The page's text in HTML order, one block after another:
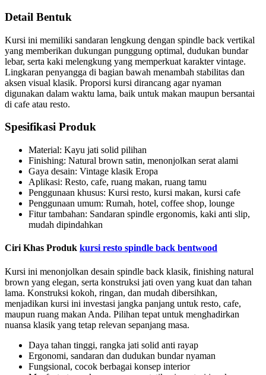
Detail Bentuk
Kursi ini memiliki sandaran lengkung dengan spindle back vertikal
yang memberikan dukungan punggung optimal, dudukan bundar
lebar, serta kaki melengkung yang memperkuat karakter vintage.
Lingkaran penyangga di bagian bawah menambah stabilitas dan
aksen visual klasik. Proporsi kursi dirancang agar nyaman
digunakan dalam waktu lama, baik untuk makan maupun bersantai
di cafe atau resto.
Spesifikasi Produk
Material: Kayu jati solid pilihan
Finishing: Natural brown satin, menonjolkan serat alami
Gaya desain: Vintage klasik Eropa
Aplikasi: Resto, cafe, ruang makan, ruang tamu
Penggunaan khusus: Kursi resto, kursi makan, kursi cafe
Penggunaan umum: Rumah, hotel, coffee shop, lounge
Fitur tambahan: Sandaran spindle ergonomis, kaki anti slip,
mudah dipindahkan
Ciri Khas Produk kursi resto spindle back bentwood
Kursi ini menonjolkan desain spindle back klasik, finishing natural
brown yang elegan, serta konstruksi jati oven yang kuat dan tahan
lama. Konstruksi kokoh, ringan, dan mudah dibersihkan,
menjadikan kursi ini investasi jangka panjang untuk resto, cafe,
maupun ruang makan Anda. Pilihan tepat untuk menghadirkan
nuansa klasik yang tetap relevan sepanjang masa.
Daya tahan tinggi, rangka jati solid anti rayap
Ergonomi, sandaran dan dudukan bundar nyaman
Fungsional, cocok berbagai konsep interior